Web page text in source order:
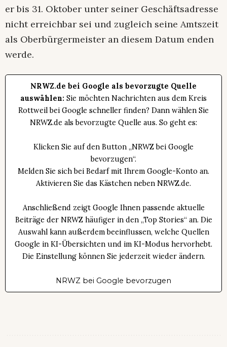
er bis 31. Oktober unter seiner Geschäftsadresse
nicht erreichbar sei und zugleich seine Amtszeit
als Oberbürgermeister an diesem Datum enden
werde.
NRWZ.de bei Google als bevorzugte Quelle
auswählen: Sie möchten Nachrichten aus dem Kreis
Rottweil bei Google schneller finden? Dann wählen Sie
NRWZ.de als bevorzugte Quelle aus. So geht es:
Klicken Sie auf den Button „NRWZ bei Google
bevorzugen“.
Melden Sie sich bei Bedarf mit Ihrem Google-Konto an.
Aktivieren Sie das Kästchen neben NRWZ.de.
Anschließend zeigt Google Ihnen passende aktuelle
Beiträge der NRWZ häufiger in den „Top Stories“ an. Die
Auswahl kann außerdem beeinflussen, welche Quellen
Google in KI-Übersichten und im KI-Modus hervorhebt.
Die Einstellung können Sie jederzeit wieder ändern.
NRWZ bei Google bevorzugen